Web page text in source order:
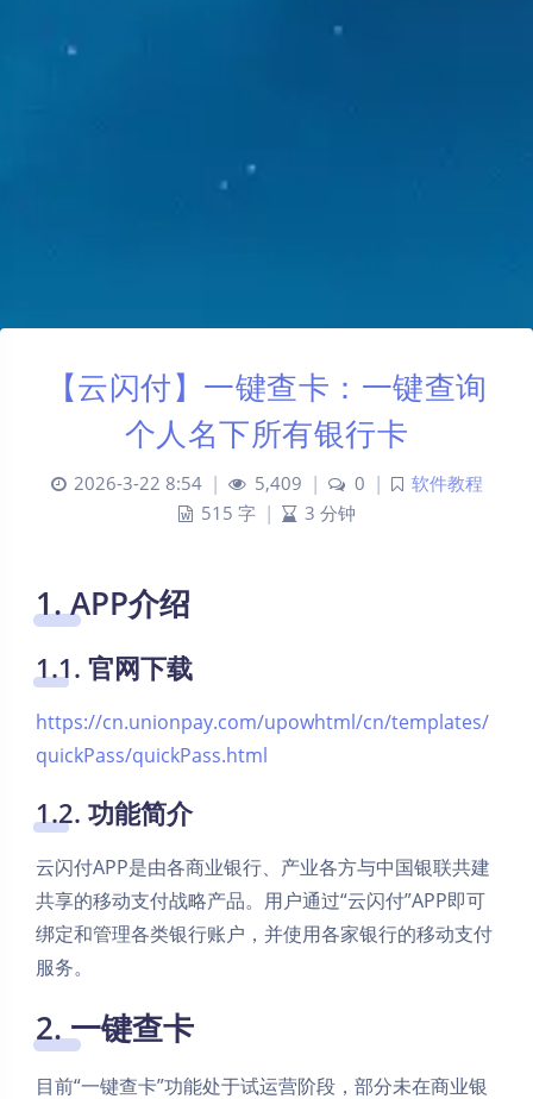
【云闪付】一键查卡：一键查询
个人名下所有银行卡
2026-3-22 8:54 | 5,409 | 0 |
软件教程
515 字 | 3 分钟
1. APP介绍
1.1. 官网下载
https://cn.unionpay.com/upowhtml/cn/templates/
quickPass/quickPass.html
1.2. 功能简介
云闪付APP是由各商业银行、产业各方与中国银联共建
共享的移动支付战略产品。用户通过“云闪付”APP即可
绑定和管理各类银行账户，并使用各家银行的移动支付
服务。
2. 一键查卡
目前“一键查卡”功能处于试运营阶段，部分未在商业银